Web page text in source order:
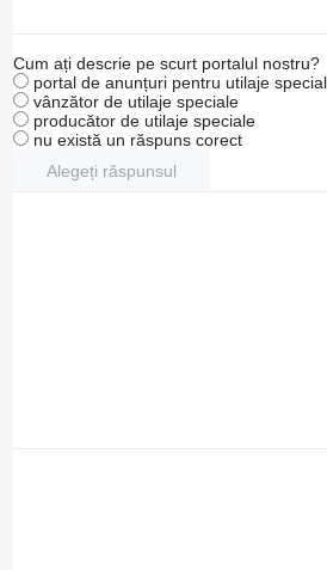
Cum ați descrie pe scurt portalul nostru?
portal de anunțuri pentru utilaje
vânzător de utilaje speciale
producător de utilaje speciale
nu există un răspuns corect
Alegeți răspunsul